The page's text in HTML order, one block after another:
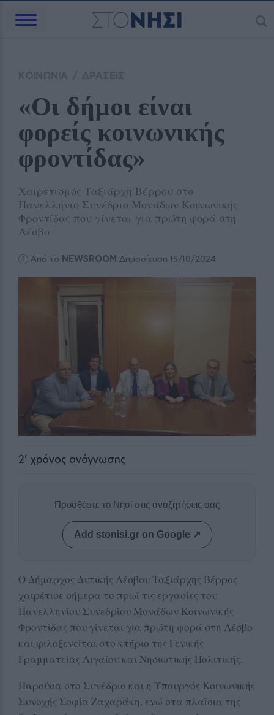
«Οι δήμοι είναι
φορείς κοινωνικής
φροντίδας»
Χαιρετισμός Ταξιάρχη Βέρρου στο
Πανελλήνιο Συνέδριο Μονάδων Κοινωνικής
Φροντίδας που γίνεται για πρώτη φορά στη
Λέσβο
Από το NEWSROOM Δημοσίευση 15/10/2024
2' χρόνος ανάγνωσης
Προσθέστε το Νησί στις αναζητήσεις σας
Add stonisi.gr on Google ↗
Ο Δήμαρχος Δυτικής Λέσβου Ταξιάρχης Βέρρος
χαιρέτισε σήμερα το πρωί τις εργασίες του
Πανελληνίου Συνεδρίου Μονάδων Κοινωνικής
Φροντίδας που γίνεται για πρώτη φορά στη Λέσβο
και φιλοξενείται στο κτήριο της Γενικής
Γραμματείας Αιγαίου και Νησιωτικής Πολιτικής.
Παρούσα στο Συνέδριο και η Υπουργός Κοινωνικής
Συνοχής Σοφία Ζαχαράκη, ενώ στα πλαίσια της